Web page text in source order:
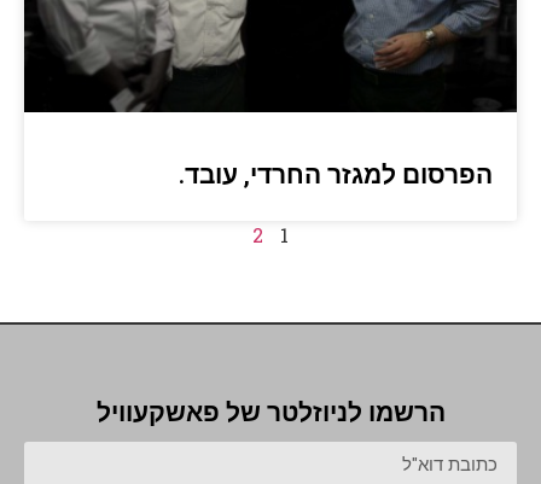
הפרסום למגזר החרדי, עובד.
1
2
הרשמו לניוזלטר של פאשקעוויל